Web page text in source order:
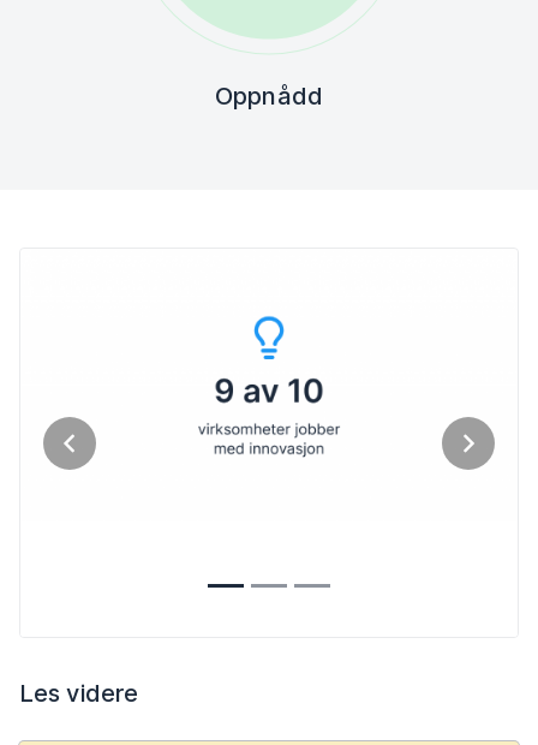
Oppnådd
Tilbake Neste
Les videre